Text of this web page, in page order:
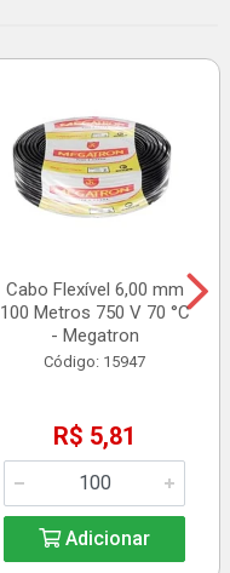
Cabo Flexível 6,00 mm
100 Metros 750 V 70 °C
- Megatron
Código: 15947
R$ 5,81
Adicionar